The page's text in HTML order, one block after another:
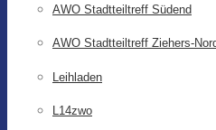
AWO Stadtteiltreff Südend
AWO Stadtteiltreff Ziehers-
Leihladen
L14zwo